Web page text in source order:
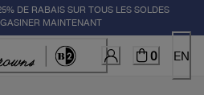
DE RABAIS SUR TOUS LES SOLDES
MAINTENANT
0 EN